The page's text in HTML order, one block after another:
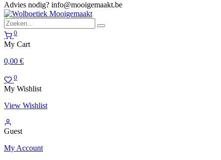
Advies nodig? info@mooigemaakt.be
0
My Cart
0,00 €
0
My Wishlist
View Wishlist
Guest
My Account